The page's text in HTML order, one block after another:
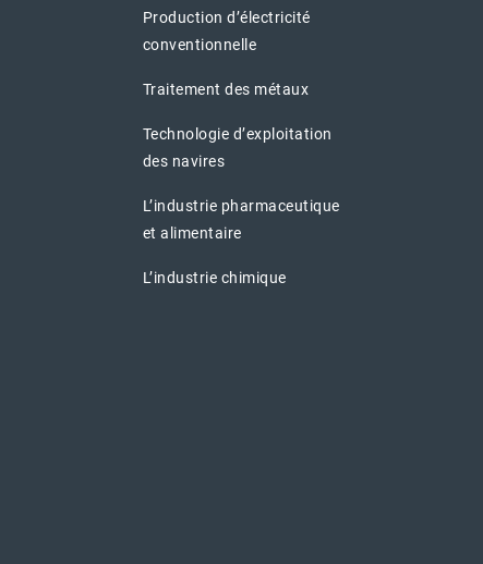
Production d’électricité
conventionnelle
Traitement des métaux
Technologie d’exploitation
des navires
L’industrie pharmaceutique
et alimentaire
L’industrie chimique